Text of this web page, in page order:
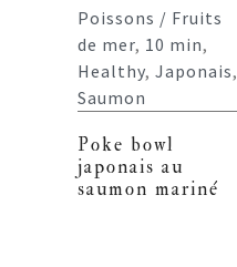
Poissons / Fruits
de mer, 10 min,
Healthy, Japonais,
Saumon
Poke bowl
japonais au
saumon mariné